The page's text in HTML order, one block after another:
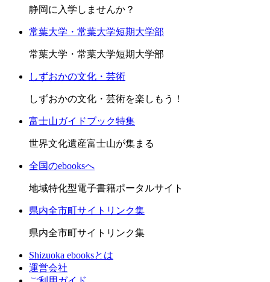
静岡に入学しませんか？
常葉大学・常葉大学短期大学部
常葉大学・常葉大学短期大学部
しずおかの文化・芸術
しずおかの文化・芸術を楽しもう！
富士山ガイドブック特集
世界文化遺産富士山が集まる
全国のebooksへ
地域特化型電子書籍ポータルサイト
県内全市町サイトリンク集
県内全市町サイトリンク集
Shizuoka ebooksとは
運営会社